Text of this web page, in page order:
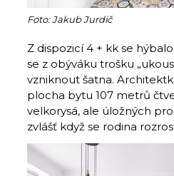
Foto: Jakub Jurdič
Z dispozicí 4 + kk se
se z obýváku trošku
vzniknout šatna.
plocha bytu 107 metrů
velkorysá, ale úložných
zvlášť když se rodina